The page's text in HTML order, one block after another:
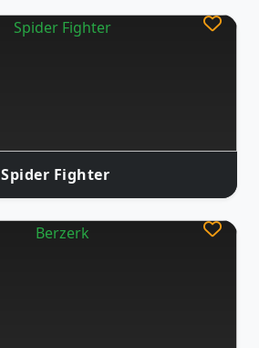
Spider Fighter